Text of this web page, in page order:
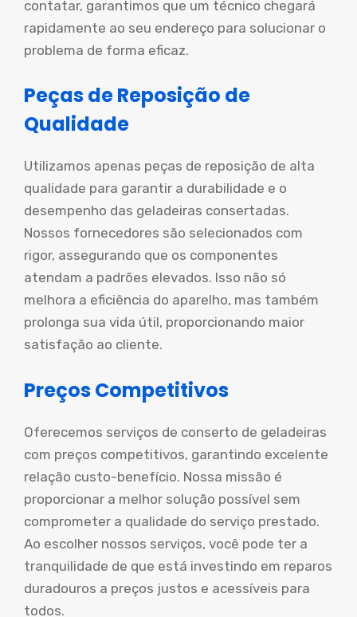
contatar, garantimos que um técnico chegará
rapidamente ao seu endereço para solucionar o
problema de forma eficaz.
Peças de Reposição de
Qualidade
Utilizamos apenas peças de reposição de alta
qualidade para garantir a durabilidade e o
desempenho das geladeiras consertadas.
Nossos fornecedores são selecionados com
rigor, assegurando que os componentes
atendam a padrões elevados. Isso não só
melhora a eficiência do aparelho, mas também
prolonga sua vida útil, proporcionando maior
satisfação ao cliente.
Preços Competitivos
Oferecemos serviços de conserto de geladeiras
com preços competitivos, garantindo excelente
relação custo-benefício. Nossa missão é
proporcionar a melhor solução possível sem
comprometer a qualidade do serviço prestado.
Ao escolher nossos serviços, você pode ter a
tranquilidade de que está investindo em reparos
duradouros a preços justos e acessíveis para
todos.